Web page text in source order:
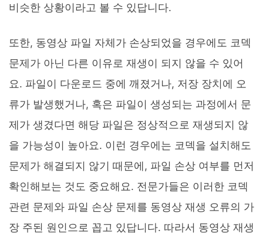
비슷한 상황이라고 볼 수 있답니다.
또한, 동영상 파일 자체가 손상되었을 경우에도 코덱
문제가 아닌 다른 이유로 재생이 되지 않을 수 있어
요. 파일이 다운로드 중에 깨졌거나, 저장 장치에 오
류가 발생했거나, 혹은 파일이 생성되는 과정에서 문
제가 생겼다면 해당 파일은 정상적으로 재생되지 않
을 가능성이 높아요. 이런 경우에는 코덱을 설치해도
문제가 해결되지 않기 때문에, 파일 손상 여부를 먼저
확인해보는 것도 중요해요. 전문가들은 이러한 코덱
관련 문제와 파일 손상 문제를 동영상 재생 오류의 가
장 주된 원인으로 꼽고 있답니다. 따라서 동영상 재생